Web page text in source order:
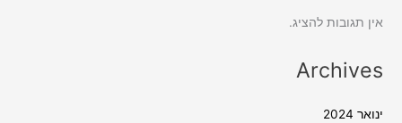
אין תגובות להציג.
Archives
ינואר 2024